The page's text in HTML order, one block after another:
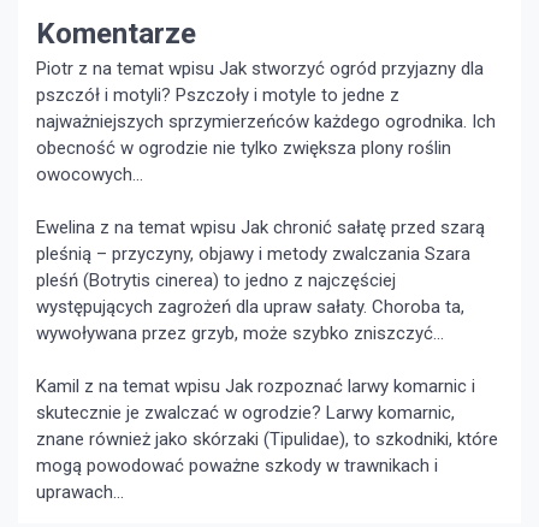
Komentarze
Piotr z na temat wpisu Jak stworzyć ogród przyjazny dla
pszczół i motyli? Pszczoły i motyle to jedne z
najważniejszych sprzymierzeńców każdego ogrodnika. Ich
obecność w ogrodzie nie tylko zwiększa plony roślin
owocowych...
Ewelina z na temat wpisu Jak chronić sałatę przed szarą
pleśnią – przyczyny, objawy i metody zwalczania Szara
pleśń (Botrytis cinerea) to jedno z najczęściej
występujących zagrożeń dla upraw sałaty. Choroba ta,
wywoływana przez grzyb, może szybko zniszczyć...
Kamil z na temat wpisu Jak rozpoznać larwy komarnic i
skutecznie je zwalczać w ogrodzie? Larwy komarnic,
znane również jako skórzaki (Tipulidae), to szkodniki, które
mogą powodować poważne szkody w trawnikach i
uprawach...